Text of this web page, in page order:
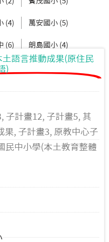
(4) 萬安國小 (5)
(6) 朗島國小 (4)
鹿野國中 (2)
語言推動成果(原住民
)
子計畫12, 子計畫5, 其
果, 子計畫3, 原教中心子
民中小學(本土教育整體